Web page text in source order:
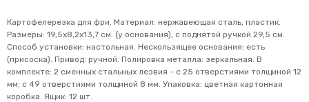
Картофелерезка для фри. Материал: нержавеющая сталь, пластик.
Размеры: 19,5х8,2х13,7 см. (у основания), с поднятой ручкой 29,5 см.
Способ установки: настольная. Нескользящее основания: есть
(присоска). Привод: ручной. Полировка металла: зеркальная. В
комплекте: 2 сменных стальных лезвия - с 25 отверстиями толщиной 12
мм; с 49 отверстиями толщиной 8 мм. Упаковка: цветная картонная
коробка. Ящик: 12 шт.